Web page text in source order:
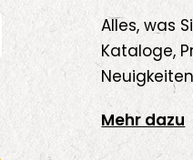
Alles, was
Kataloge,
Mehr dazu